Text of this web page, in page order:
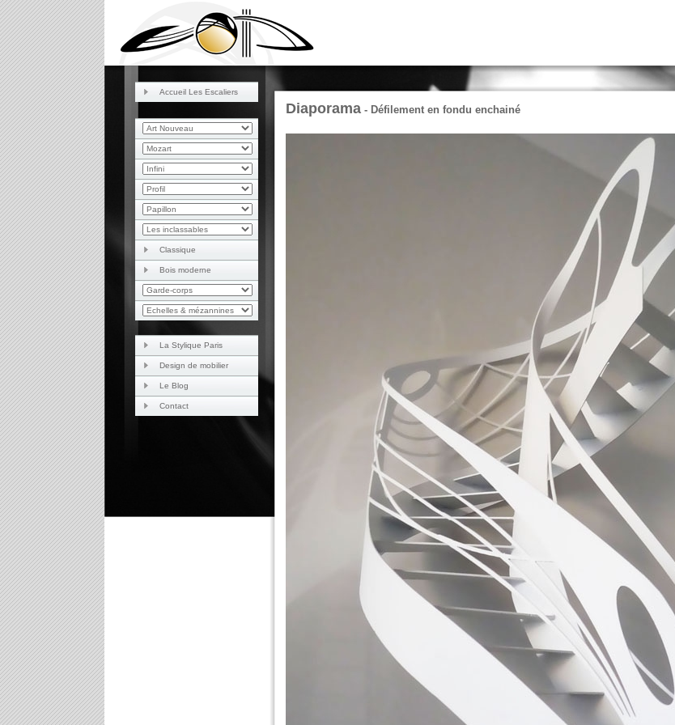
Accueil Les Escaliers
Classique
Bois moderne
La Stylique Paris
Design de mobilier
Le Blog
Contact
Diaporama- Défilement en fondu enchainé